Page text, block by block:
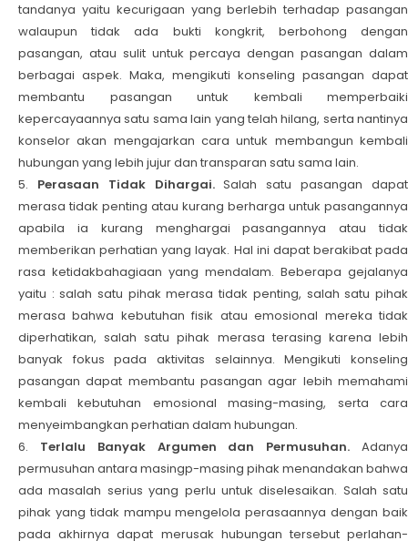
tandanya yaitu kecurigaan yang berlebih terhadap pasangan
walaupun tidak ada bukti kongkrit, berbohong dengan
pasangan, atau sulit untuk percaya dengan pasangan dalam
berbagai aspek. Maka, mengikuti konseling pasangan dapat
membantu pasangan untuk kembali memperbaiki
kepercayaannya satu sama lain yang telah hilang, serta nantinya
konselor akan mengajarkan cara untuk membangun kembali
hubungan yang lebih jujur dan transparan satu sama lain.
Perasaan Tidak Dihargai.Salah satu pasangan dapat
merasa tidak penting atau kurang berharga untuk pasangannya
apabila ia kurang menghargai pasangannya atau tidak
memberikan perhatian yang layak. Hal ini dapat berakibat pada
rasa ketidakbahagiaan yang mendalam. Beberapa gejalanya
yaitu : salah satu pihak merasa tidak penting, salah satu pihak
merasa bahwa kebutuhan fisik atau emosional mereka tidak
diperhatikan, salah satu pihak merasa terasing karena lebih
banyak fokus pada aktivitas selainnya. Mengikuti konseling
pasangan dapat membantu pasangan agar lebih memahami
kembali kebutuhan emosional masing-masing, serta cara
menyeimbangkan perhatian dalam hubungan.
Terlalu Banyak Argumen dan Permusuhan.Adanya
permusuhan antara masingp-masing pihak menandakan bahwa
ada masalah serius yang perlu untuk diselesaikan. Salah satu
pihak yang tidak mampu mengelola perasaannya dengan baik
pada akhirnya dapat merusak hubungan tersebut perlahan-